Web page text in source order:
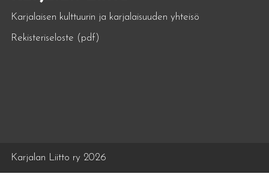
Karjalaisen kulttuurin ja karjalaisuuden yhteisö
Rekisteriseloste (pdf)
Karjalan Liitto ry 2026